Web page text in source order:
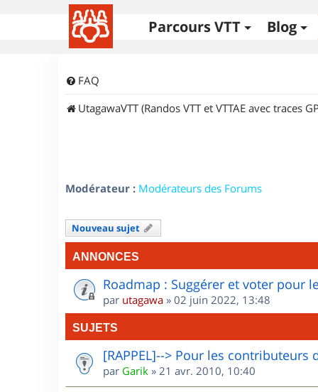
Parcours VTT Blog
FAQ
UtagawaVTT (Randos VTT et VTTAE avec traces
Modérateur : Modérateurs des Forums
Nouveau sujet
ANNONCES
Roadmap : Suggérer et voter pour
par utagawa » 02 juin 2022, 13:48
SUJETS
[RAPPEL]--> Pour les contributeurs
par Garik » 21 avr. 2010, 10:40